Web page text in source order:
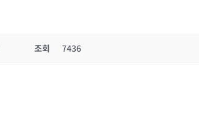
조회 7436